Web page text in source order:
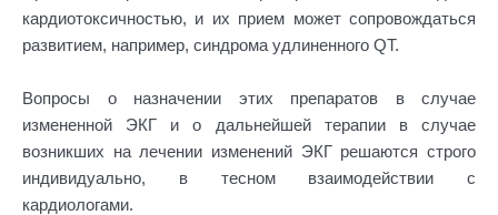
кардиотоксичностью, и их прием может сопровождаться
развитием, например, синдрома удлиненного QT.
Вопросы о назначении этих препаратов в случае
измененной ЭКГ и о дальнейшей терапии в случае
возникших на лечении изменений ЭКГ решаются строго
индивидуально, в тесном взаимодействии с
кардиологами.